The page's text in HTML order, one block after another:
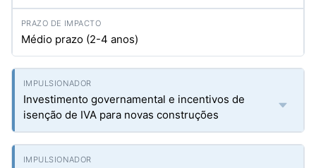
Médio prazo (2-4 anos)
Investimento governamental e incentivos de
isenção de IVA para novas construções